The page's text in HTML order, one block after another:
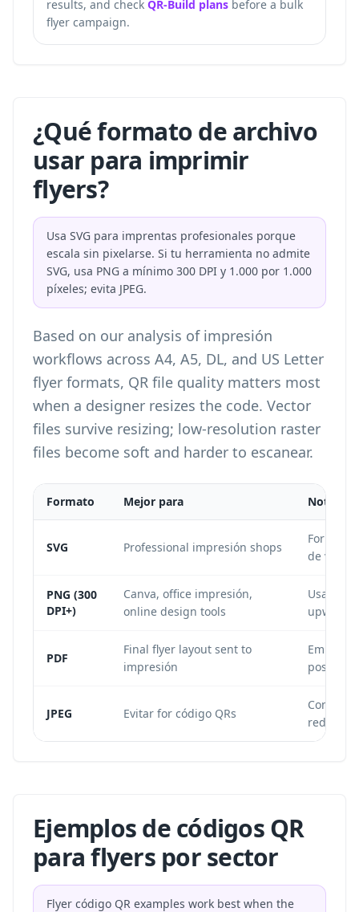
results, and check QR-Build plans before a bulk
flyer campaign.
¿Qué formato de archivo
usar para imprimir
flyers?
Usa SVG para imprentas profesionales porque
escala sin pixelarse. Si tu herramienta no admite
SVG, usa PNG a mínimo 300 DPI y 1.000 por 1.000
píxeles; evita JPEG.
Based on our analysis of impresión
workflows across A4, A5, DL, and US Letter
flyer formats, QR file quality matters most
when a designer resizes the code. Vector
files survive resizing; low-resolution raster
files become soft and harder to escanear.
Formato Mejor para Notas
SVG Professional impresión shops
Formato
de
PNG (300
DPI+)
Canva, office impresión,
online design tools
Usar at
upward.
PDF
Final flyer layout sent to
impresión
Embed
possible.
JPEG Evitar for código QRs
reduce
Ejemplos de códigos QR
para flyers por sector
Flyer código QR examples work best when the